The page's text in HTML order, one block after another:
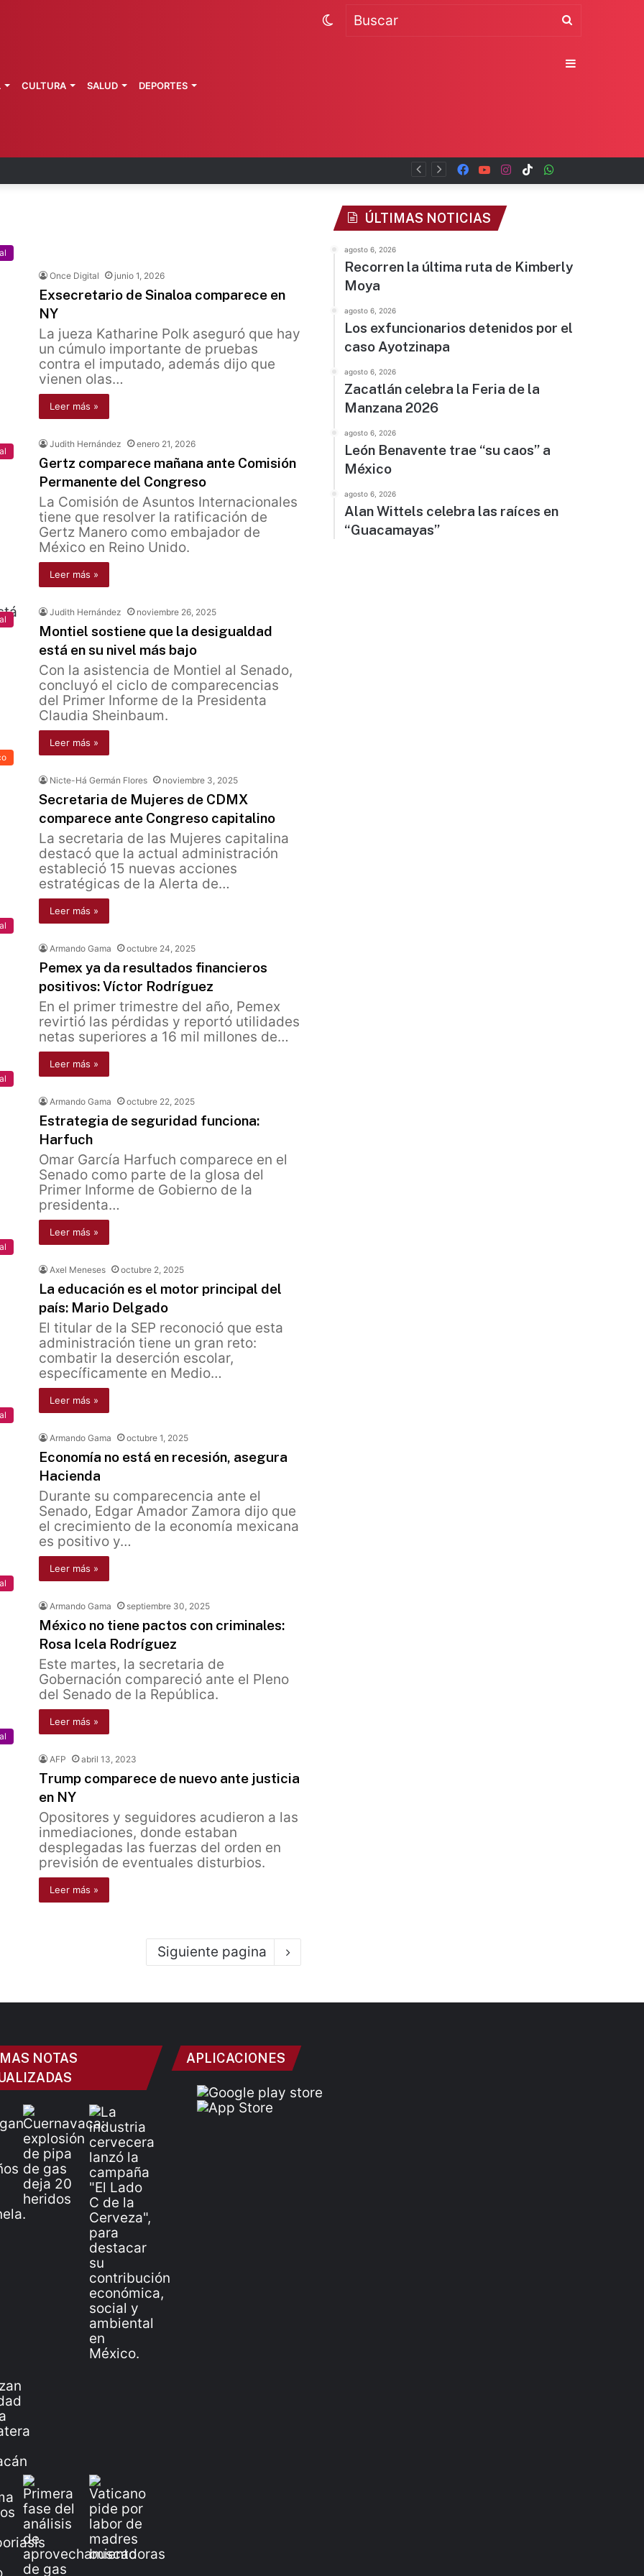
TikTok
Instagram
YouTube
Facebook
CULTURA SALUD DEPORTES
Switch
Once Digital junio 1, 2026
Exsecretario de Sinaloa comparece en
NY
La jueza Katharine Polk aseguró que hay
un cúmulo importante de pruebas
contra el imputado, además dijo que
vienen olas…
Leer más »
Judith Hernández enero 21, 2026
Gertz comparece mañana ante Comisión
Permanente del Congreso
La Comisión de Asuntos Internacionales
tiene que resolver la ratificación de
Gertz Manero como embajador de
México en Reino Unido.
Leer más »
Judith Hernández noviembre 26, 2025
Montiel sostiene que la desigualdad
está en su nivel más bajo
Con la asistencia de Montiel al Senado,
concluyó el ciclo de comparecencias
del Primer Informe de la Presidenta
Claudia Sheinbaum.
Leer más »
Nicte-Há Germán Flores noviembre 3, 2025
Secretaria de Mujeres de CDMX
comparece ante Congreso capitalino
La secretaria de las Mujeres capitalina
destacó que la actual administración
estableció 15 nuevas acciones
estratégicas de la Alerta de…
Leer más »
Armando Gama octubre 24, 2025
Pemex ya da resultados financieros
positivos: Víctor Rodríguez
En el primer trimestre del año, Pemex
revirtió las pérdidas y reportó utilidades
netas superiores a 16 mil millones de…
Leer más »
Armando Gama octubre 22, 2025
Estrategia de seguridad funciona:
Harfuch
Omar García Harfuch comparece en el
Senado como parte de la glosa del
Primer Informe de Gobierno de la
presidenta…
Leer más »
Axel Meneses octubre 2, 2025
La educación es el motor principal del
país: Mario Delgado
El titular de la SEP reconoció que esta
administración tiene un gran reto:
combatir la deserción escolar,
específicamente en Medio…
Leer más »
Armando Gama octubre 1, 2025
Economía no está en recesión, asegura
Hacienda
Durante su comparecencia ante el
Senado, Edgar Amador Zamora dijo que
el crecimiento de la economía mexicana
es positivo y…
Leer más »
Armando Gama septiembre 30, 2025
México no tiene pactos con criminales:
Rosa Icela Rodríguez
Este martes, la secretaria de
Gobernación compareció ante el Pleno
del Senado de la República.
Leer más »
AFP abril 13, 2023
Trump comparece de nuevo ante justicia
en NY
Opositores y seguidores acudieron a las
inmediaciones, donde estaban
desplegadas las fuerzas del orden en
previsión de eventuales disturbios.
Leer más »
Siguiente pagina
ÚLTIMAS NOTICIAS
agosto 6, 2026
Recorren la última ruta de Kimberly
Moya
agosto 6, 2026
Los exfuncionarios detenidos por el
caso Ayotzinapa
agosto 6, 2026
Zacatlán celebra la Feria de la
Manzana 2026
agosto 6, 2026
León Benavente trae “su caos” a
México
agosto 6, 2026
Alan Wittels celebra las raíces en
“Guacamayas”
NOTAS
APLICACIONES